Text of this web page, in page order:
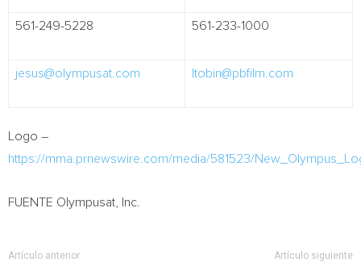
561-249-5228 561-233-1000
jesus@olympusat.com ltobin@pbfilm.com
Logo –
https://mma.prnewswire.com/media/581523/
FUENTE Olympusat, Inc.
Artículo anterior Artículo siguiente